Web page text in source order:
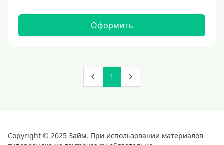
Оформить
1
Copyright © 2025 Займ. При использовании материалов